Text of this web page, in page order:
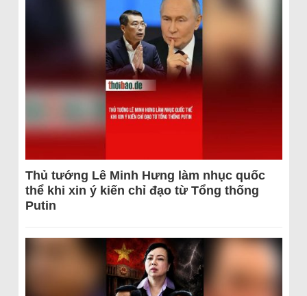
Thủ tướng Lê Minh Hưng làm nhục quốc
thể khi xin ý kiến chỉ đạo từ Tổng thống
Putin